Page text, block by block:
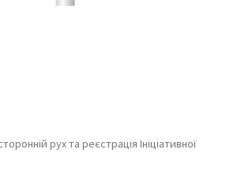
рух та реєстрація Ініціативної